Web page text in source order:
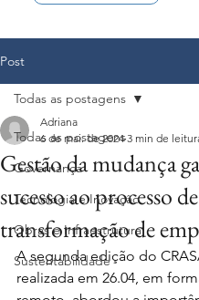
Post
Todas as postagens
Governança
Tecnologia e Inovação
Obras e Infraestrutura
Sustentabilidade
Todas as postagens
Gestão da mudança
sucesso ao processo de
transformação de
Adriana
6 de mai. de 2024 3 min de
A segunda edição do
realizada em 26.04, em